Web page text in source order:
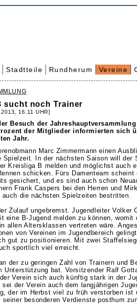
Stadtteile Rundherum Vereine
sucht noch Trainer
16.11 UHR]
Besuch der Jahreshauptversammlung
der Mitglieder informierten sich
Jahr.
Marc Zimmermann einen
Spielzeit. In der nächsten Saison will der
Kreisliga B melden und möglichst auch
schicken. Fürs Damenteam scheint
gesichert, und es sind auch schon
Frank Caspers bei den Herren und
auch die nächsten Spielzeiten bestritten.
Zulauf ungebremst. Jugendleiter Volker
eine B-Jugend melden zu können, womit
allen Altersklassen vertreten wäre.
von Vereinen im Jugendbereich
gut zu positionieren. Mit zwei
sportlich viel erreicht.
der zu geringen Zahl von Trainern und
Unterstützung bat. Vorsitzender Ralf
Verein sich auch künftig stark in der
sei der Verein auch dem langjährigen
der im Herbst viel zu früh verstorben ist
seiner besonderen Verdienste posthum